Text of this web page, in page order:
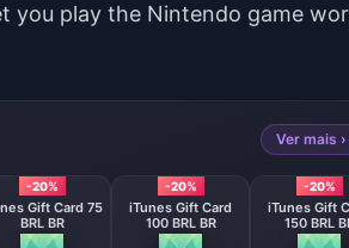
you play the Nintendo game
Ver mais ›
-20%
Gift Card 75
BRL BR
-20%
iTunes Gift Card
100 BRL BR
-20%
iTunes Gift
150 BRL